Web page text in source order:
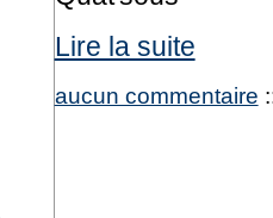
Lire la suite
aucun commentaire